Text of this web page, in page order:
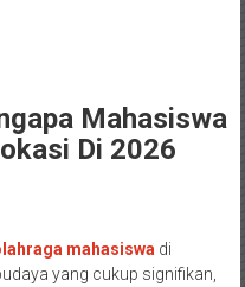
Mahasiswa
Di 2026
mahasiswa di
yang cukup signifikan,